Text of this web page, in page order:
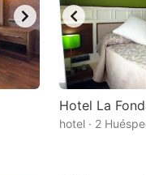
Hotel La
hotel · 2